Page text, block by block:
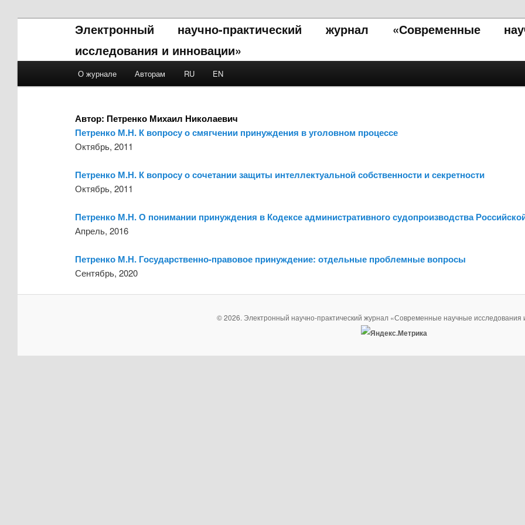
Электронный научно-практический журнал «Современные
исследования и инновации»
Skip to primary content
Skip to secondary content
О журнале Авторам RU EN
Автор: Петренко Михаил Николаевич
Петренко М.Н. К вопросу о смягчении принуждения в уголовном процессе
Октябрь, 2011
Петренко М.Н. К вопросу о сочетании защиты интеллектуальной собственности и секретности
Октябрь, 2011
Петренко М.Н. О понимании принуждения в Кодексе административного судопроизводства
Апрель, 2016
Петренко М.Н. Государственно-правовое принуждение: отдельные проблемные вопросы
Сентябрь, 2020
© 2026. Электронный научно-практический журнал «Современные научные исследования